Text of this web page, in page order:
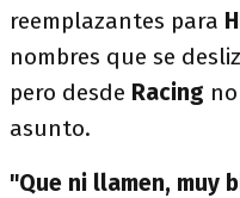
reemplazantes para
nombres que se
pero desde Racing
asunto.
"Que ni llamen, muy